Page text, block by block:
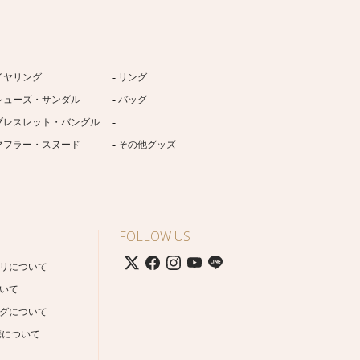
ヤリング
リング
ューズ・サンダル
バッグ
レスレット・バングル
フラー・スヌード
その他グッズ
について
て
について
ついて
FOLLOW US